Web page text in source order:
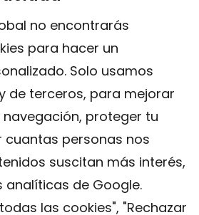
no encontrarás
para hacer un
Solo usamos
de terceros, para mejorar
proteger tu
cuantas personas nos
suscitan más interés,
analíticas de Google.
las cookies", "Rechazar